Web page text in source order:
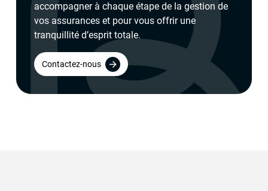
accompagner à chaque étape de la gestion de
vos assurances et pour vous offrir une
tranquillité d’esprit totale.
Contactez-nous